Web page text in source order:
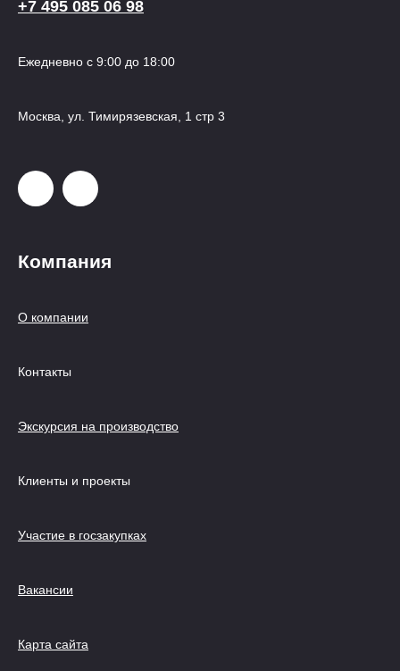
+7 495 085 06 98
Ежедневно с 9:00 до 18:00
Москва, ул. Тимирязевская, 1 стр 3
Компания
О компании
Контакты
Экскурсия на производство
Клиенты и проекты
Участие в госзакупках
Вакансии
Карта сайта